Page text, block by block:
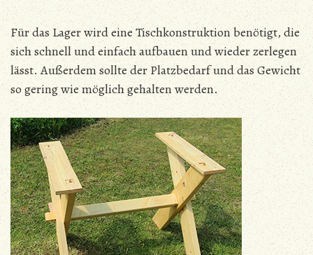
Für das Lager wird eine Tischkonstruktion benötigt, die
sich schnell und einfach aufbauen und wieder zerlegen
lässt. Außerdem sollte der Platzbedarf und das Gewicht
so gering wie möglich gehalten werden.